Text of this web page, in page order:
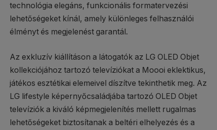
technológia elegáns, funkcionális formatervezési
lehetőségeket kínál, amely különleges felhasználói
élményt és megjelenést garantál.
Az exkluzív kiállításon a látogatók az LG OLED Objet
kollekciójához tartozó televíziókat a Moooi eklektikus,
játékos esztétikai elemeivel díszítve tekinthetik meg. Az
LG lifestyle képernyőcsaládjába tartozó OLED Objet
televíziók a kiváló képmegjelenítés mellett rugalmas
lehetőségeket biztosítanak a beltéri elhelyezés és a